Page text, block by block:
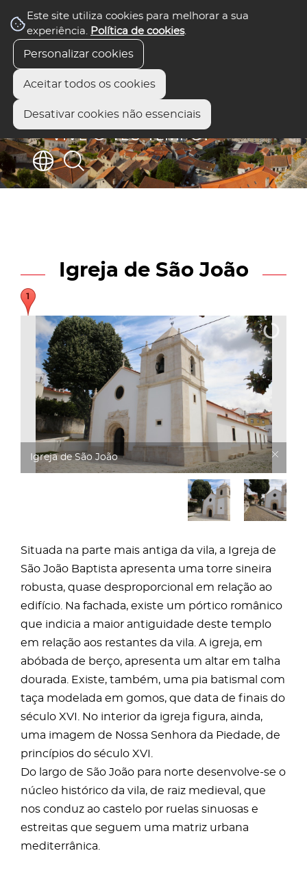
Este site utiliza cookies para melhorar a sua
experiência. Política de cookies.
Personalizar cookies
Aceitar todos os cookies
Desativar cookies não essenciais
Igreja de São João
Igreja de São João
Situada na parte mais antiga da vila, a Igreja de
São João Baptista apresenta uma torre sineira
robusta, quase desproporcional em relação ao
edifício. Na fachada, existe um pórtico românico
que indicia a maior antiguidade deste templo
em relação aos restantes da vila. A igreja, em
abóbada de berço, apresenta um altar em talha
dourada. Existe, também, uma pia batismal com
taça modelada em gomos, que data de finais do
século XVI. No interior da igreja figura, ainda,
uma imagem de Nossa Senhora da Piedade, de
princípios do século XVI.
Do largo de São João para norte desenvolve-se o
núcleo histórico da vila, de raiz medieval, que
nos conduz ao castelo por ruelas sinuosas e
estreitas que seguem uma matriz urbana
mediterrânica.